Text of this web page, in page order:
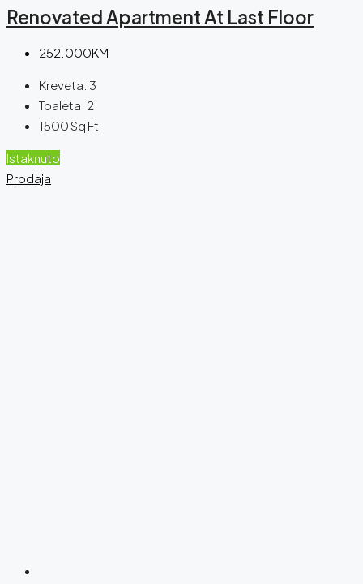
Renovated Apartment At Last Floor
252.000KM
Kreveta: 3
Toaleta: 2
1500Sq Ft
Istaknuto
Prodaja